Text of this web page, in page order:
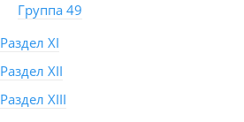
Группа 49
Раздел XI
Раздел XII
Раздел XIII